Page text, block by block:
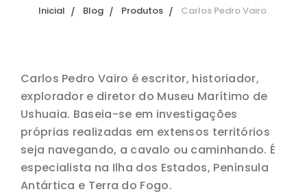
Inicial Blog Produtos Carlos Pedro Vairo
Carlos Pedro Vairo é escritor, historiador,
explorador e diretor do Museu Marítimo de
Ushuaia. Baseia-se em investigações
próprias realizadas em extensos territórios
seja navegando, a cavalo ou caminhando. É
especialista na Ilha dos Estados, Península
Antártica e Terra do Fogo.